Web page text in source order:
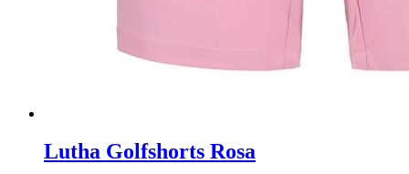
Lutha Golfshorts Rosa